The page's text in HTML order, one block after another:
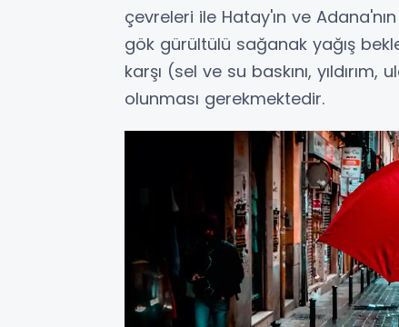
çevreleri ile Hatay'ın ve
gök gürültülü sağanak yağış
karşı (sel ve su baskını,
olunması gerekmektedir.